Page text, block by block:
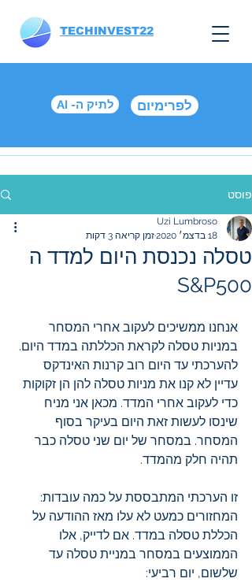
TECHINVEST22
AI -לתיק ה לפרימיום
פוסט
טסלה נכנסת היום למדד ה
S&P500
Uzi Lumbroso
18 בדצמ׳ 2020
זמן קריאה 3 דקות
אנחנו ממשיכים לעקוב אחרי המסחר
במניות טסלה לקראת הכללתה במדד היום.
להערכתי עד היום רוב קרנות האינדקס
עדיין לא קנו את מניות טסלה להן הן זקוקות
כדי לעקוב אחרי המדד. מכאן אני מניח
שינסו לעשות זאת היום בעיקר בסוף
המסחר. במסחר של יום שני טסלה כבר
תהיה חלק מהמדד.
זו הערכתי המתבססת על כמה עובדות:
המחזורים כמעט לא עלו מאז ההודעה על
הכללת טסלה במדד. אם לדייק, אלו
הממוצעים במסחר במניית טסלה עד
שלשום, יום רביעי: